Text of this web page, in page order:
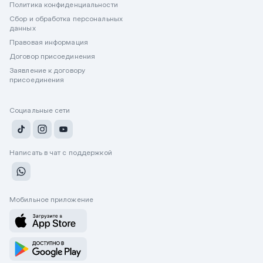
Политика конфиденциальности
Сбор и обработка персональных
данных
Правовая информация
Договор присоединения
Заявление к договору
присоединения
Социальные сети
Написать в чат с поддержкой
Мобильное приложение